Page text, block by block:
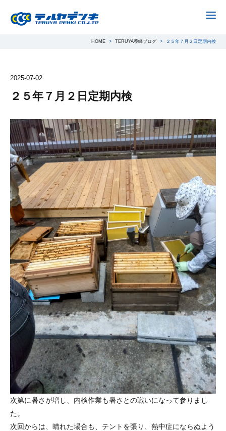
TERUYA養蜂ブログ
HOME TERUYA養蜂ブログ ２５年７月２日定期内検
2025-07-02
２５年７月２日定期内検
次第に暑さが増し、内検作業も暑さとの戦いになって参りまし
た。
次回からは、晴れた場合も、テントを張り、熱中症にならぬよう